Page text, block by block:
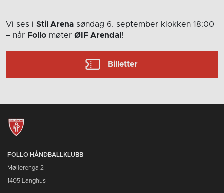
Vi ses i Stil Arena søndag 6. september klokken 18:00
– når Follo møter ØIF Arendal !
Billetter
FOLLO HÅNDBALLKLUBB
Møllerenga 2
1405 Langhus